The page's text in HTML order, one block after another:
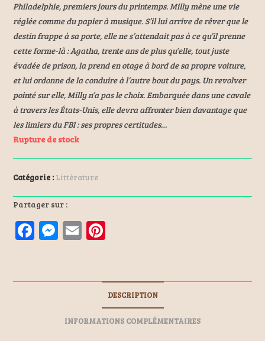
Philadelphie, premiers jours du printemps. Milly mène une vie
réglée comme du papier à musique. S’il lui arrive de rêver que le
destin frappe à sa porte, elle ne s’attendait pas à ce qu’il prenne
cette forme-là : Agatha, trente ans de plus qu’elle, tout juste
évadée de prison, la prend en otage à bord de sa propre voiture,
et lui ordonne de la conduire à l’autre bout du pays. Un revolver
pointé sur elle, Milly n’a pas le choix. Embarquée dans une cavale
à travers les États-Unis, elle devra affronter bien davantage que
les limiers du FBI : ses propres certitudes…
Rupture de stock
Catégorie : Littérature
Partager sur :
F
b
M
n
r
E
l es
tDESCRIPTION
INFORMATIONS COMPLÉMENTAIRES